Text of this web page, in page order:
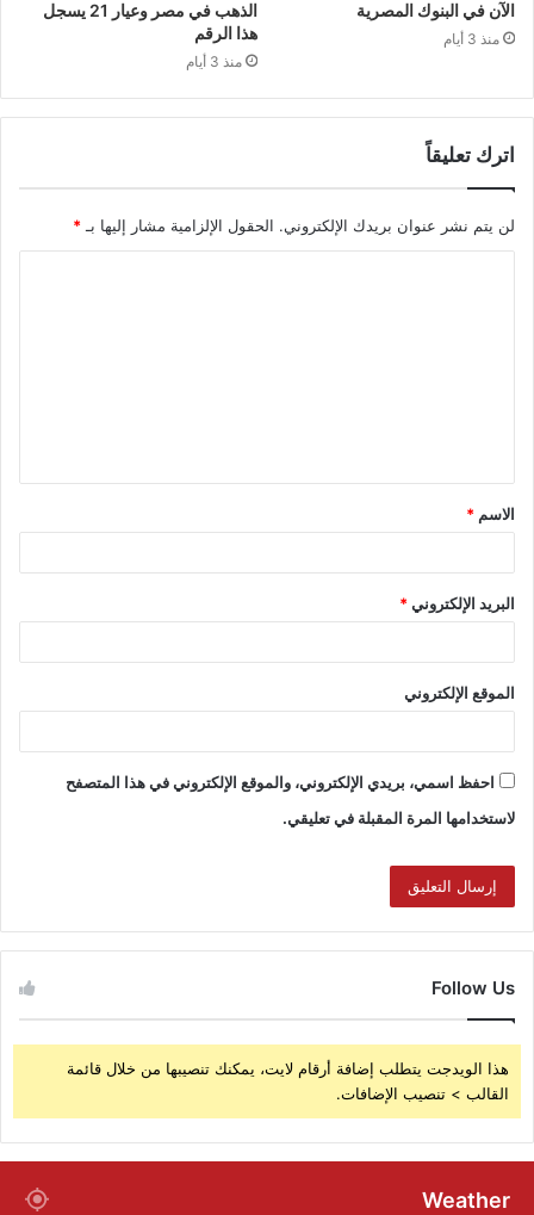
الآن في البنوك المصرية
منذ 3 أيام
الذهب في مصر وعيار 21 يسجل
هذا الرقم
منذ 3 أيام
اترك تعليقاً
لن يتم نشر عنوان بريدك الإلكتروني. الحقول الإلزامية مشار إليها بـ*
الاسم *
البريد الإلكتروني*
الموقع الإلكتروني
احفظ اسمي، بريدي الإلكتروني، والموقع الإلكتروني في هذا المتصفح
لاستخدامها المرة المقبلة في تعليقي.
Follow Us
هذا الويدجت يتطلب إضافة أرقام لايت، يمكنك تنصيبها من خلال قائمة
القالب > تنصيب الإضافات.
Weather